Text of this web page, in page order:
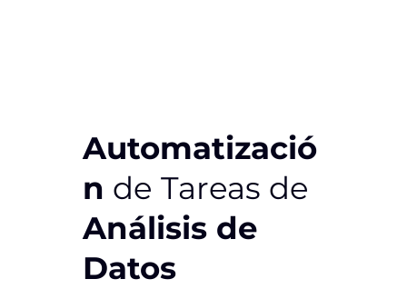
Automatizació
n de Tareas de
Análisis de
Datos